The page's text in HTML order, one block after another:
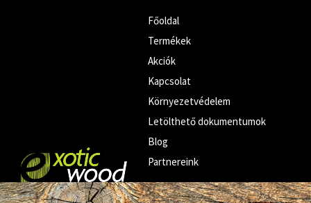
Főoldal
Termékek
Akciók
Kapcsolat
Környezetvédelem
Letölthető dokumentumok
Blog
Partnereink